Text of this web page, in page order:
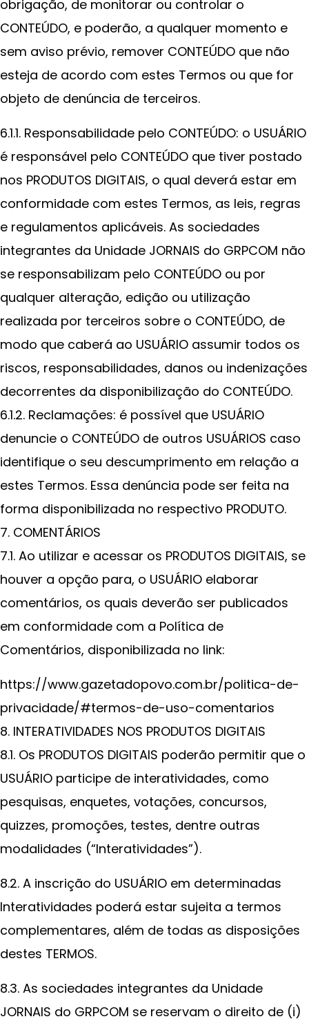
obrigação, de monitorar ou controlar o
CONTEÚDO, e poderão, a qualquer momento e
sem aviso prévio, remover CONTEÚDO que não
esteja de acordo com estes Termos ou que for
objeto de denúncia de terceiros.
6.1.1. Responsabilidade pelo CONTEÚDO: o USUÁRIO
é responsável pelo CONTEÚDO que tiver postado
nos PRODUTOS DIGITAIS, o qual deverá estar em
conformidade com estes Termos, as leis, regras
e regulamentos aplicáveis. As sociedades
integrantes da Unidade JORNAIS do GRPCOM não
se responsabilizam pelo CONTEÚDO ou por
qualquer alteração, edição ou utilização
realizada por terceiros sobre o CONTEÚDO, de
modo que caberá ao USUÁRIO assumir todos os
riscos, responsabilidades, danos ou indenizações
decorrentes da disponibilização do CONTEÚDO.
6.1.2. Reclamações: é possível que USUÁRIO
denuncie o CONTEÚDO de outros USUÁRIOS caso
identifique o seu descumprimento em relação a
estes Termos. Essa denúncia pode ser feita na
forma disponibilizada no respectivo PRODUTO.
7. COMENTÁRIOS
7.1. Ao utilizar e acessar os PRODUTOS DIGITAIS, se
houver a opção para, o USUÁRIO elaborar
comentários, os quais deverão ser publicados
em conformidade com a Política de
Comentários, disponibilizada no link:
https://www.gazetadopovo.com.br/politica-de-
privacidade/#termos-de-uso-comentarios
8. INTERATIVIDADES NOS PRODUTOS DIGITAIS
8.1. Os PRODUTOS DIGITAIS poderão permitir que o
USUÁRIO participe de interatividades, como
pesquisas, enquetes, votações, concursos,
quizzes, promoções, testes, dentre outras
modalidades (“Interatividades”).
8.2. A inscrição do USUÁRIO em determinadas
Interatividades poderá estar sujeita a termos
complementares, além de todas as disposições
destes TERMOS.
8.3. As sociedades integrantes da Unidade
JORNAIS do GRPCOM se reservam o direito de (i)